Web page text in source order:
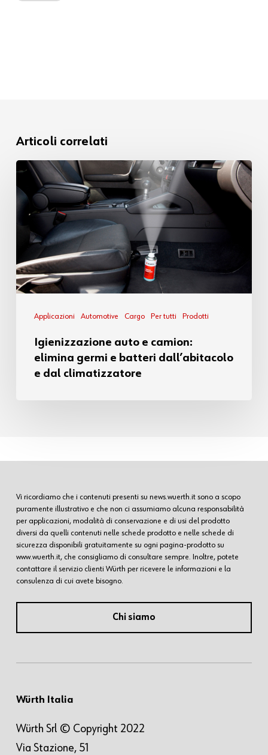
Articoli correlati
Applicazioni Automotive Cargo Per tutti Prodotti
Igienizzazione auto e camion:
elimina germi e batteri dall’abitacolo
e dal climatizzatore
Vi ricordiamo che i contenuti presenti su news.wuerth.it sono a scopo
puramente illustrativo e che non ci assumiamo alcuna responsabilità
per applicazioni, modalità di conservazione e di usi del prodotto
diversi da quelli contenuti nelle schede prodotto e nelle schede di
sicurezza disponibili gratuitamente su ogni pagina-prodotto su
www.wuerth.it, che consigliamo di consultare sempre. Inoltre, potete
contattare il servizio clienti Würth per ricevere le informazioni e la
consulenza di cui avete bisogno.
Chi siamo
Würth Italia
Würth Srl © Copyright 2022
Via Stazione, 51